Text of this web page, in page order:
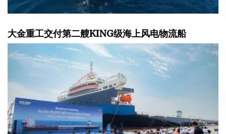
大金重工交付第二艘KING级海上风电物流船